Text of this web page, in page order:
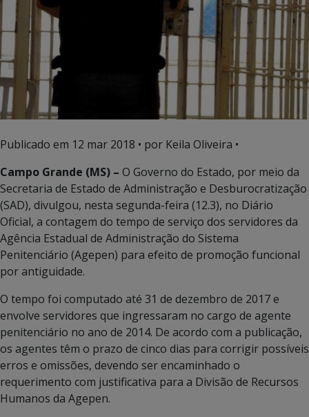
Publicado em 12 mar 2018 • por Keila Oliveira •
Campo Grande (MS) – O Governo do Estado, por meio da
Secretaria de Estado de Administração e Desburocratização
(SAD), divulgou, nesta segunda-feira (12.3), no Diário
Oficial, a contagem do tempo de serviço dos servidores da
Agência Estadual de Administração do Sistema
Penitenciário (Agepen) para efeito de promoção funcional
por antiguidade.
O tempo foi computado até 31 de dezembro de 2017 e
envolve servidores que ingressaram no cargo de agente
penitenciário no ano de 2014. De acordo com a publicação,
os agentes têm o prazo de cinco dias para corrigir possíveis
erros e omissões, devendo ser encaminhado o
requerimento com justificativa para a Divisão de Recursos
Humanos da Agepen.